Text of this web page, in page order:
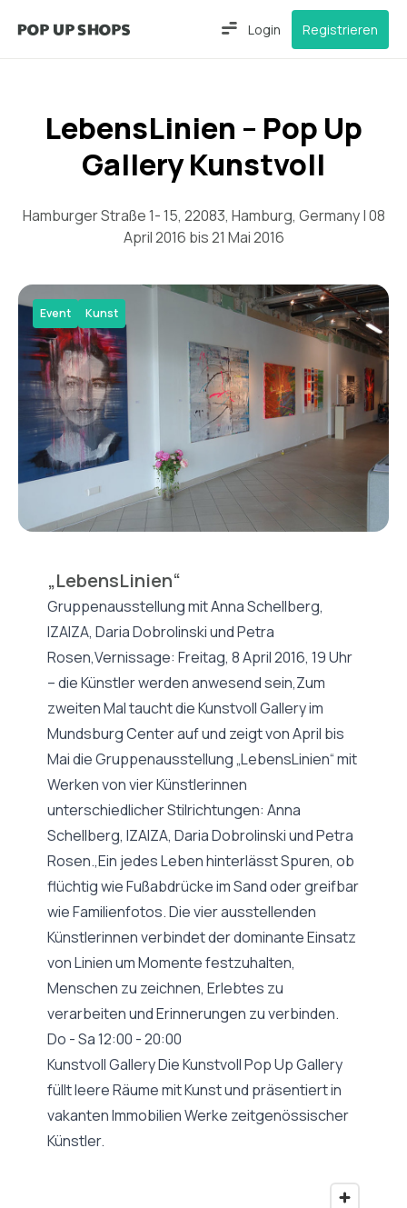
Login Registrieren
LebensLinien – Pop Up
Gallery Kunstvoll
Hamburger Straße 1- 15, 22083, Hamburg, Germany | 08
April 2016 bis 21 Mai 2016
Event Kunst
„LebensLinien“
Gruppenausstellung mit Anna Schellberg,
IZAIZA, Daria Dobrolinski und Petra
Rosen,Vernissage: Freitag, 8 April 2016, 19 Uhr
– die Künstler werden anwesend sein,Zum
zweiten Mal taucht die Kunstvoll Gallery im
Mundsburg Center auf und zeigt von April bis
Mai die Gruppenausstellung „LebensLinien“ mit
Werken von vier Künstlerinnen
unterschiedlicher Stilrichtungen: Anna
Schellberg, IZAIZA, Daria Dobrolinski und Petra
Rosen.,Ein jedes Leben hinterlässt Spuren, ob
flüchtig wie Fußabdrücke im Sand oder greifbar
wie Familienfotos. Die vier ausstellenden
Künstlerinnen verbindet der dominante Einsatz
von Linien um Momente festzuhalten,
Menschen zu zeichnen, Erlebtes zu
verarbeiten und Erinnerungen zu verbinden.
Do - Sa 12:00 - 20:00
Kunstvoll Gallery Die Kunstvoll Pop Up Gallery
füllt leere Räume mit Kunst und präsentiert in
vakanten Immobilien Werke zeitgenössischer
Künstler.